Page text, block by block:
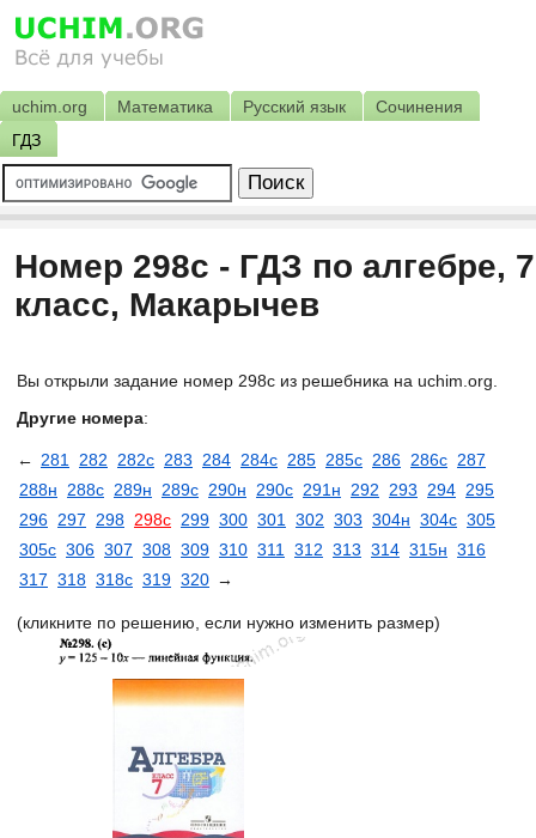
uchim.org Математика Русский язык
Сочинения
ГДЗ
Номер 298с - ГДЗ по алгебре, 7
класс, Макарычев
Вы открыли задание номер 298с из решебника на uchim.org.
Другие номера:
← 281 282 282с 283 284 284с 285 285с 286 286с 287
288н
288с 289н 289с 290н 290с 291н 292 293 294 295
296 297 298 298с 299 300 301 302 303 304н 304с 305
305с 306 307 308 309 310 311 312 313 314 315н 316
317 318 318с 319 320 →
(кликните по решению, если нужно изменить размер)